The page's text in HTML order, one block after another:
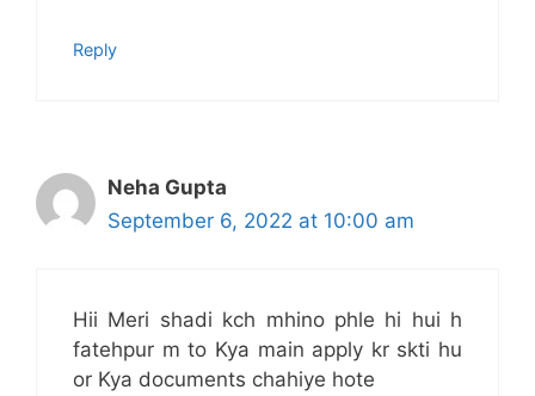
Reply
Neha Gupta
September 6, 2022 at 10:00 am
Hii Meri shadi kch mhino phle hi hui h
fatehpur m to Kya main apply kr skti hu
or Kya documents chahiye hote